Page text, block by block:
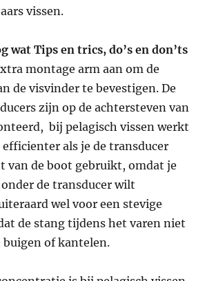
vissen.
wat Tips en trics, do’s en don’ts
montage arm aan om de
de visvinder te bevestigen. De
zijn op de achtersteven van
bij pelagisch vissen werkt
efficienter als je de transducer
van de boot gebruikt, omdat je
de transducer wilt
wel voor een stevige
de stang tijdens het varen niet
of kantelen.